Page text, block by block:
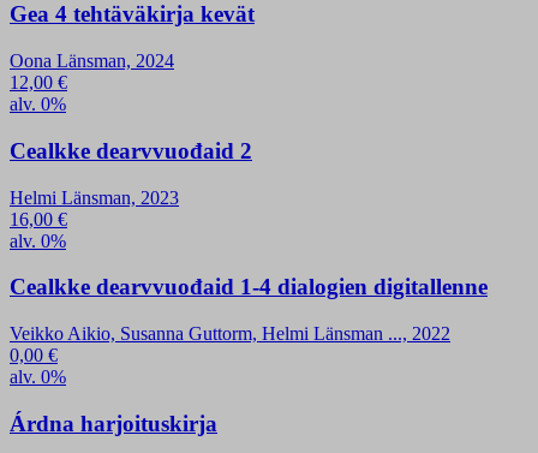
Gea 4 tehtäväkirja kevät
Oona Länsman, 2024
12,00 €
alv. 0%
Cealkke dearvvuođaid 2
Helmi Länsman, 2023
16,00 €
alv. 0%
Cealkke dearvvuođaid 1-4 dialogien digitallenne
Veikko Aikio, Susanna Guttorm, Helmi Länsman ..., 2022
0,00 €
alv. 0%
Árdna harjoituskirja